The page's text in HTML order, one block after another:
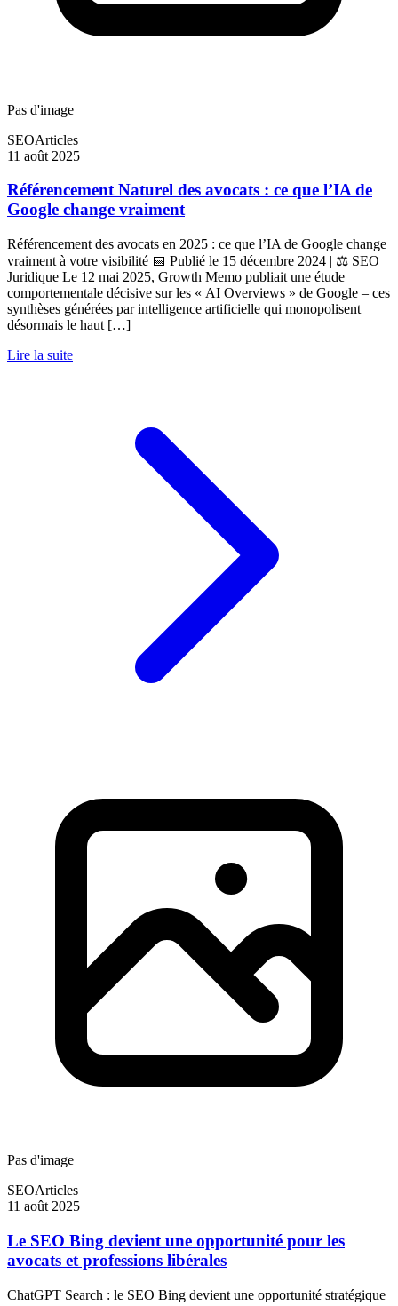
Pas d'image
SEOArticles
11 août 2025
Référencement Naturel des avocats : ce que l’IA de
Google change vraiment
Référencement des avocats en 2025 : ce que l’IA de Google change
vraiment à votre visibilité 📅 Publié le 15 décembre 2024 | ⚖️ SEO
Juridique Le 12 mai 2025, Growth Memo publiait une étude
comportementale décisive sur les « AI Overviews » de Google – ces
synthèses générées par intelligence artificielle qui monopolisent
désormais le haut […]
Lire la suite
Pas d'image
SEOArticles
11 août 2025
Le SEO Bing devient une opportunité pour les
avocats et professions libérales
ChatGPT Search : le SEO Bing devient une opportunité stratégique